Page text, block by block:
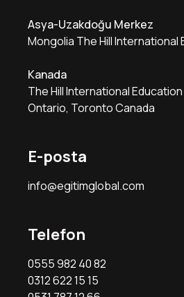
Asya-Uzakdoğu Merkez
Mongolia The Hill International
Kanada
The Hill International
Ontario, Toronto Canada
E-posta
info@egitimglobal.com
Telefon
0555 982 40 82
0312 622 15 15